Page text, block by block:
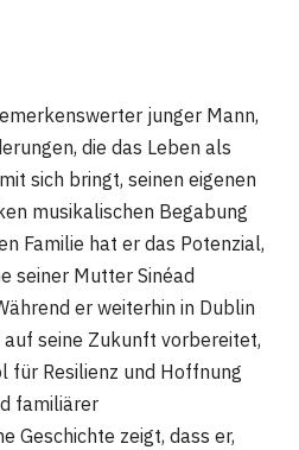
junger Mann,
die das Leben als
sich bringt, seinen eigenen
musikalischen Begabung
Familie hat er das Potenzial,
seiner Mutter Sinéad
er weiterhin in Dublin
auf seine Zukunft vorbereitet,
für Resilienz und Hoffnung
familiärer
Geschichte zeigt, dass er,